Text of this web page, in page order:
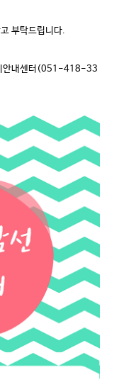
부탁드립니다.
이안내센터(051-418-33